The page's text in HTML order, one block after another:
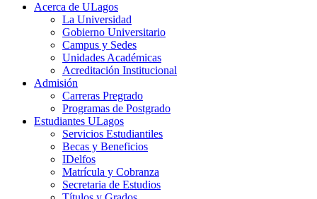
Acerca de ULagos
La Universidad
Gobierno Universitario
Campus y Sedes
Unidades Académicas
Acreditación Institucional
Admisión
Carreras Pregrado
Programas de Postgrado
Estudiantes ULagos
Servicios Estudiantiles
Becas y Beneficios
IDelfos
Matrícula y Cobranza
Secretaria de Estudios